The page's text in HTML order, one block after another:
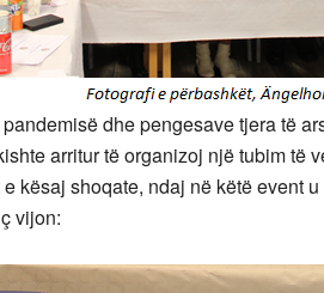
dhe pengesave tjera të
arritur të organizoj një tubim të
kësaj shoqate, ndaj në këtë event
vijon: